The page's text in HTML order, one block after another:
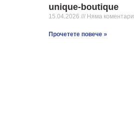
unique-boutique
15.04.2026 Няма коментари
Прочетете повече »